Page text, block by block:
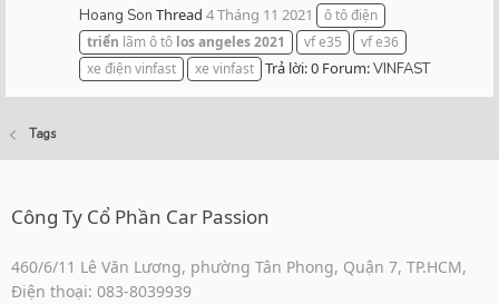
Hoang Son Thread 4 Tháng 11 2021
ô tô điện
triển lãm ô tô losangeles2021 vf e35
vf e36
xe điện vinfast
xe vinfast Trả lời: 0 Forum:VINFAST
Tags
Công Ty Cổ Phần Car Passion
460/6/11 Lê Văn Lương, phường Tân Phong, Quận 7, TP.HCM,
Điện thoại: 083-8039939